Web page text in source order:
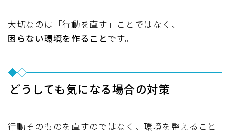
大切なのは「行動を直す」ことではなく、
困らない環境を作ること です。
どうしても気になる場合の対策
行動そのものを直すのではなく、環境を整えること